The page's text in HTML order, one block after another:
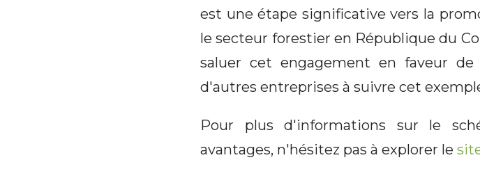
est une étape significative vers la
le secteur forestier en République du
saluer cet engagement en faveur
d'autres entreprises à suivre cet
Pour plus d'informations sur le
avantages, n'hésitez pas à explorer le